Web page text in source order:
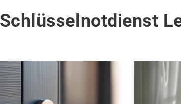
Schlüsselnotdienst